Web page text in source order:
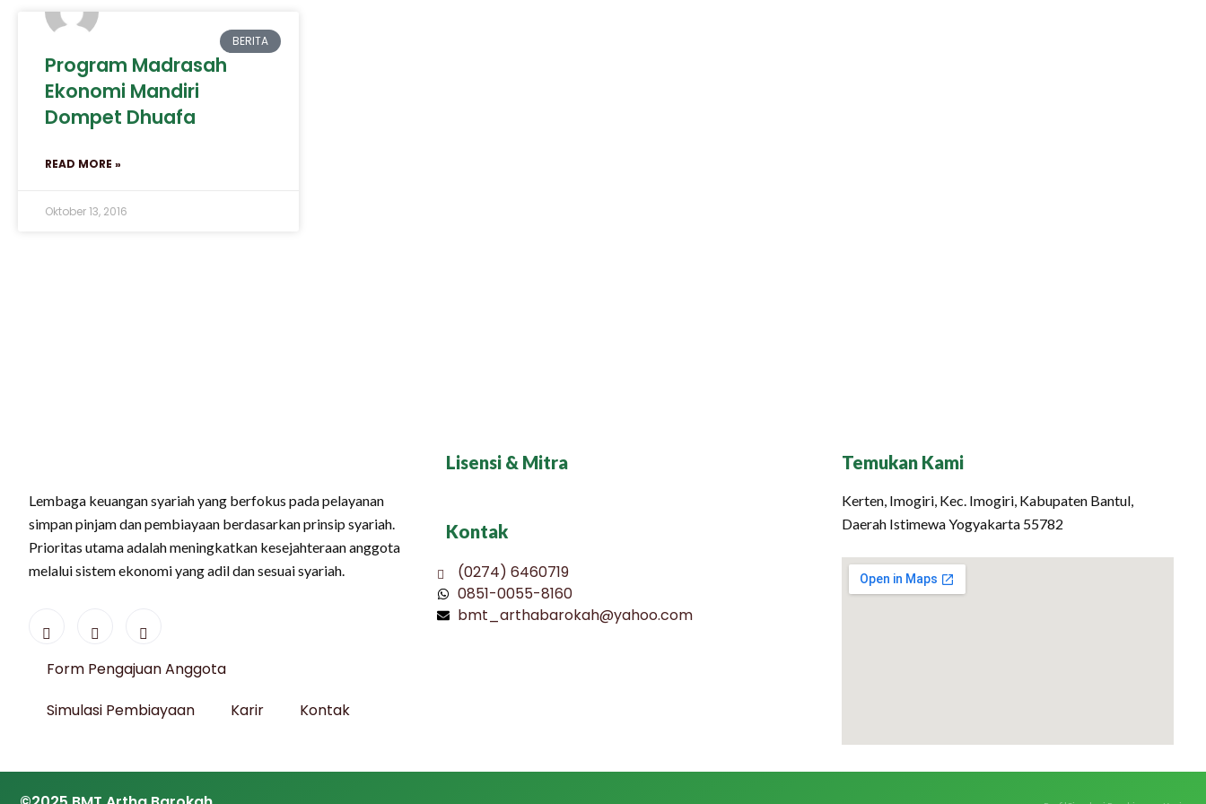
BERITA
Program Madrasah
Ekonomi Mandiri
Dompet Dhuafa
READ MORE »
Oktober 13, 2016
Lembaga keuangan syariah yang berfokus pada pelayanan
simpan pinjam dan pembiayaan berdasarkan prinsip syariah.
Prioritas utama adalah meningkatkan kesejahteraan anggota
melalui sistem ekonomi yang adil dan sesuai syariah.
Form Pengajuan Anggota
Simulasi Pembiayaan
Karir Kontak
Lisensi & Mitra
Kontak
(0274) 6460719
0851-0055-8160
bmt_arthabarokah@yahoo.com
Temukan Kami
Kerten, Imogiri, Kec. Imogiri, Kabupaten Bantul,
Daerah Istimewa Yogyakarta 55782